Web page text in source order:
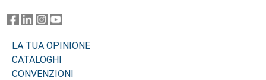
LA TUA OPINIONE
CATALOGHI
CONVENZIONI